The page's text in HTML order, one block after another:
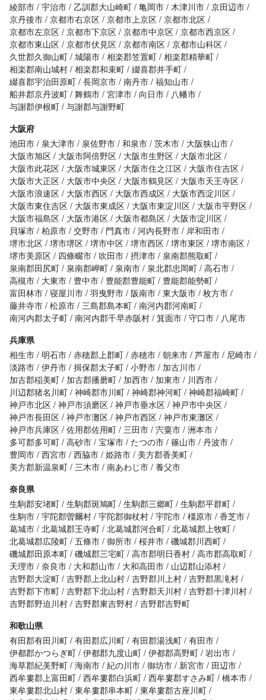
綾部市 宇治市 乙訓郡大山崎町 亀岡市 木津川市 京田辺市
京丹後市 京都市右京区 京都市上京区 京都市北区
京都市左京区 京都市下京区 京都市中京区 京都市西京区
京都市東山区 京都市伏見区 京都市南区 京都市山科区
久世郡久御山町 城陽市 相楽郡笠置町 相楽郡精華町
相楽郡南山城村 相楽郡和束町 綴喜郡井手町
綴喜郡宇治田原町 長岡京市 南丹市 福知山市
船井郡京丹波町 舞鶴市 宮津市 向日市
八幡市
与謝郡伊根町 与謝郡与謝野町
大阪府
池田市
泉大津市 泉佐野市 和泉市 茨木市
大阪狭山市
大阪市旭区
大阪市阿倍野区 大阪市生野区
大阪市北区
大阪市此花区
大阪市城東区 大阪市住之江区
大阪市住吉区
大阪市大正区
大阪市中央区 大阪市鶴見区
大阪市天王寺区
大阪市浪速区
大阪市西区 大阪市西成区
大阪市西淀川区
大阪市東住吉区
大阪市東成区 大阪市東淀川区
大阪市平野区
大阪市福島区
大阪市港区 大阪市都島区
大阪市淀川区
貝塚市 柏原市 交野市 門真市 河内長野市
岸和田市
堺市北区 堺市堺区 堺市中区 堺市西区 堺市東区 堺市南区
堺市美原区
四條畷市 吹田市 摂津市
泉南郡熊取町
泉南郡田尻町
泉南郡岬町 泉南市 泉北郡忠岡町 高石市
高槻市
大東市 豊中市 豊能郡豊能町
豊能郡能勢町
富田林市 寝屋川市 羽曳野市 阪南市 東大阪市 枚方市
藤井寺市 松原市 三島郡島本町 南河内郡河南町
南河内郡太子町 南河内郡千早赤阪村 箕面市 守口市
八尾市
兵庫県
相生市
明石市 赤穂郡上郡町 赤穂市 朝来市 芦屋市
尼崎市
淡路市 伊丹市 揖保郡太子町 小野市
加古川市
加古郡稲美町
加古郡播磨町 加西市 加東市
川西市
川辺郡猪名川町 神崎郡市川町 神崎郡神河町 神崎郡福崎町
神戸市北区 神戸市須磨区 神戸市垂水区 神戸市中央区
神戸市長田区 神戸市灘区 神戸市西区 神戸市東灘区
神戸市兵庫区 佐用郡佐用町 三田市 宍粟市 洲本市
多可郡多可町 高砂市 宝塚市 たつの市 篠山市 丹波市
豊岡市 西宮市 西脇市 姫路市
美方郡香美町
美方郡新温泉町 三木市 南あわじ市 養父市
奈良県
生駒郡安堵町 生駒郡斑鳩町 生駒郡三郷町 生駒郡平群町
生駒市 宇陀郡曽爾村 宇陀郡御杖村 宇陀市 橿原市 香芝市
葛城市 北葛城郡王寺町 北葛城郡河合町 北葛城郡上牧町
北葛城郡広陵町 五條市 御所市 桜井市 磯城郡川西町
磯城郡田原本町 磯城郡三宅町 高市郡明日香村 高市郡高取町
天理市 奈良市 大和郡山市 大和高田市
山辺郡山添村
吉野郡大淀町 吉野郡上北山村 吉野郡川上村 吉野郡黒滝村
吉野郡下市町 吉野郡下北山村 吉野郡天川村 吉野郡十津川村
吉野郡野迫川村 吉野郡東吉野村 吉野郡吉野町
和歌山県
有田郡有田川町 有田郡広川町 有田郡湯浅町 有田市
伊都郡かつらぎ町 伊都郡九度山町 伊都郡高野町 岩出市
海草郡紀美野町 海南市 紀の川市 御坊市 新宮市
田辺市
西牟婁郡上富田町 西牟婁郡白浜町 西牟婁郡すさみ町 橋本市
東牟婁郡北山村 東牟婁郡串本町 東牟婁郡古座川町